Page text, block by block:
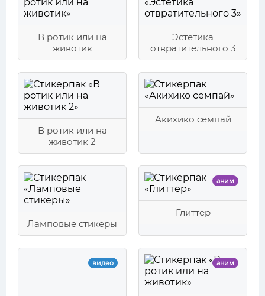
В ротик или на
животик
Эстетика
отвратительного 3
В ротик или на
животик 2
Акихико семпай
Ламповые стикеры
аним
Глиттер
видео аним